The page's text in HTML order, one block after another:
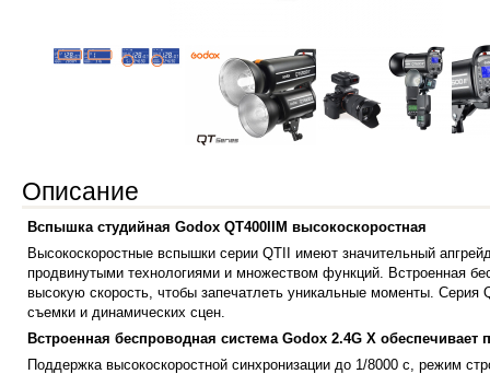
Описание
Вспышка студийная Godox QT400IIM высокоскоростная
Высокоскоростные вспышки серии QTII имеют значительный
продвинутыми технологиями и множеством функций. Встроенная
высокую скорость, чтобы запечатлеть уникальные моменты.
съемки и динамических сцен.
Встроенная беспроводная система Godox 2.4G X обеспечивает
Поддержка высокоскоростной синхронизации до 1/8000 с, режим